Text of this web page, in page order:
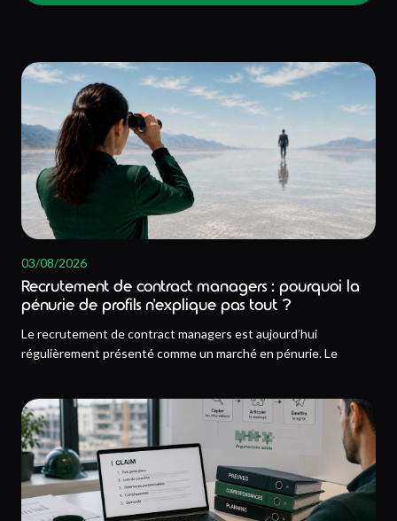
03/08/2026
Recrutement de contract managers : pourquoi la
pénurie de profils n’explique pas tout ?
Le recrutement de contract managers est aujourd’hui
régulièrement présenté comme un marché en pénurie. Le